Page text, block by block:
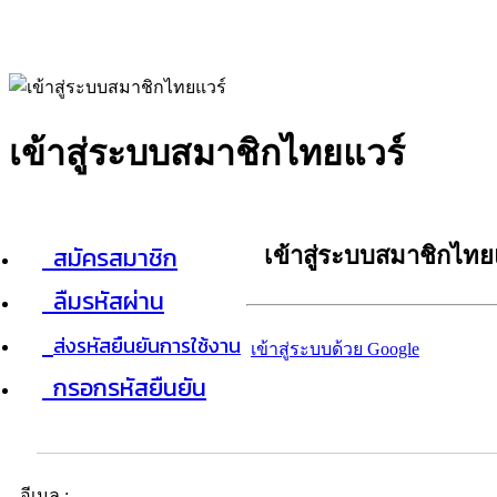
เข้าสู่ระบบสมาชิกไทยแวร์
สมัครสมาชิก
ลืมรหัสผ่าน
ส่งรหัสยืนยันการใช้งาน
กรอกรหัสยืนยัน
เข้าสู่ระบบสมาชิกไท
เข้าสู่ระบบด้วย Google